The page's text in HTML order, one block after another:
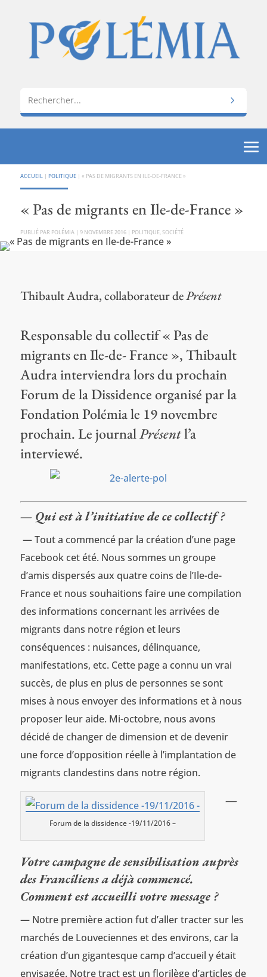
ACCUEIL | POLITIQUE| « PAS DE MIGRANTS EN ILE-DE-FRANCE »
« Pas de migrants en Ile-de-France »
PAR POLÉMIA | 9 NOVEMBRE 2016| POLITIQUE, SOCIÉTÉ
Thibault Audra, collaborateur dePrésent
Responsable du collectif « Pas de
migrants en Ile-de- France », Thibault
Audra interviendra lors du prochain
Forum de la Dissidence organisé par la
Fondation Polémia le 19 novembre
prochain. Le journalPrésentl’a
interviewé.
— Qui est à l’initiative de ce collectif ?
— Tout a commencé par la création d’une page
Facebook cet été. Nous sommes un groupe
d’amis dispersés aux quatre coins de l’Ile-de-
France et nous souhaitions faire une compilation
des informations concernant les arrivées de
migrants dans notre région et leurs
conséquences : nuisances, délinquance,
manifestations, etc. Cette page a connu un vrai
succès, de plus en plus de personnes se sont
mises à nous envoyer des informations et à nous
proposer leur aide. Mi-octobre, nous avons
décidé de changer de dimension et de devenir
une force d’opposition réelle à l’implantation de
migrants clandestins dans notre région.
Forum de la dissidence -19/11/2016 –
—
Votre campagne de sensibilisation auprès
des Francîliens a déjà commencé.
Comment est accueilli votre message ?
— Notre première action fut d’aller tracter sur les
marchés de Louveciennes et des environs, car la
création d’un gigantesque camp d’accueil y était
envisagée. Notre tract est un florilège d’articles de